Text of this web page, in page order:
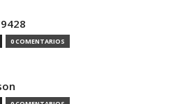
0 COMENTARIOS